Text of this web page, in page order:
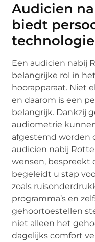
Audicien
biedt
Een audicien nabij
belangrijke rol in
hoorapparaat. Niet
en daarom is een
belangrijk. Dankzij
audiometrie
afgestemd worden
audicien nabij
wensen, bespreekt
begeleidt u stap
zoals
programma’s en
gehoortoestellen
niet alleen het
dagelijks comfort